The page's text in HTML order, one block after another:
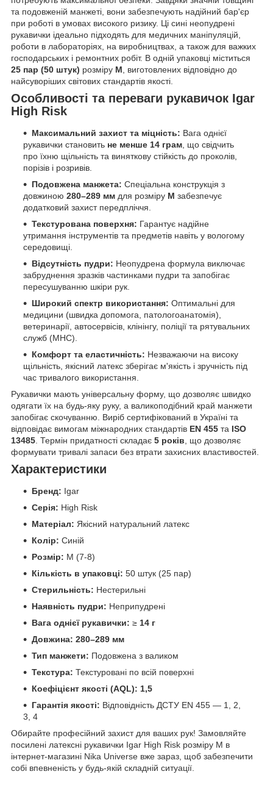
та подовженій манжеті, вони забезпечують надійний бар'єр
при роботі в умовах високого ризику. Ці сині неопудрені
рукавички ідеально підходять для медичних маніпуляцій,
роботи в лабораторіях, на виробництвах, а також для важких
господарських і ремонтних робіт. В одній упаковці міститься
25 пар (50 штук) розміру М, виготовлених відповідно до
найсуворіших світових стандартів якості.
Особливості та переваги рукавичок Igar
High Risk
Максимальний захист та міцність: Вага однієї
рукавички становить не менше 14 грам , що свідчить
про їхню щільність та виняткову стійкість до проколів,
порізів і розривів.
Подовжена манжета: Спеціальна конструкція з
довжиною 280–289 мм для розміру М забезпечує
додатковий захист передпліччя.
Текстурована поверхня: Гарантує надійне
утримання інструментів та предметів навіть у вологому
середовищі.
Відсутність пудри: Неопудрена формула виключає
забруднення зразків частинками пудри та запобігає
пересушуванню шкіри рук.
Широкий спектр використання: Оптимальні для
медицини (швидка допомога, патологоанатомія),
ветеринарії, автосервісів, клінінгу, поліції та рятувальних
служб (МНС).
Комфорт та еластичність: Незважаючи на високу
щільність, якісний латекс зберігає м'якість і зручність під
час тривалого використання.
Рукавички мають універсальну форму, що дозволяє швидко
одягати їх на будь-яку руку, а валикоподібний край манжети
запобігає скочуванню. Виріб сертифікований в Україні та
відповідає вимогам міжнародних стандартів EN 455 та ISO
13485 . Термін придатності складає 5 років , що дозволяє
формувати тривалі запаси без втрати захисних властивостей.
Характеристики
Бренд: Igar
Серія: High Risk
Матеріал: Якісний натуральний латекс
Колір: Синій
Розмір: М (7-8)
Кількість в упаковці: 50 штук (25 пар)
Стерильність: Нестерильні
Наявність пудри: Неприпудрені
Вага однієї рукавички: ≥ 14 г
Довжина: 280–289 мм
Тип манжети: Подовжена з валиком
Текстура: Текстуровані по всій поверхні
Коефіцієнт якості (AQL): 1,5
Гарантія якості: Відповідність ДСТУ EN 455 — 1, 2,
3, 4
Обирайте професійний захист для ваших рук! Замовляйте
посилені латексні рукавички Igar High Risk розміру М в
інтернет-магазині Nika Universe вже зараз, щоб забезпечити
собі впевненість у будь-якій складній ситуації.